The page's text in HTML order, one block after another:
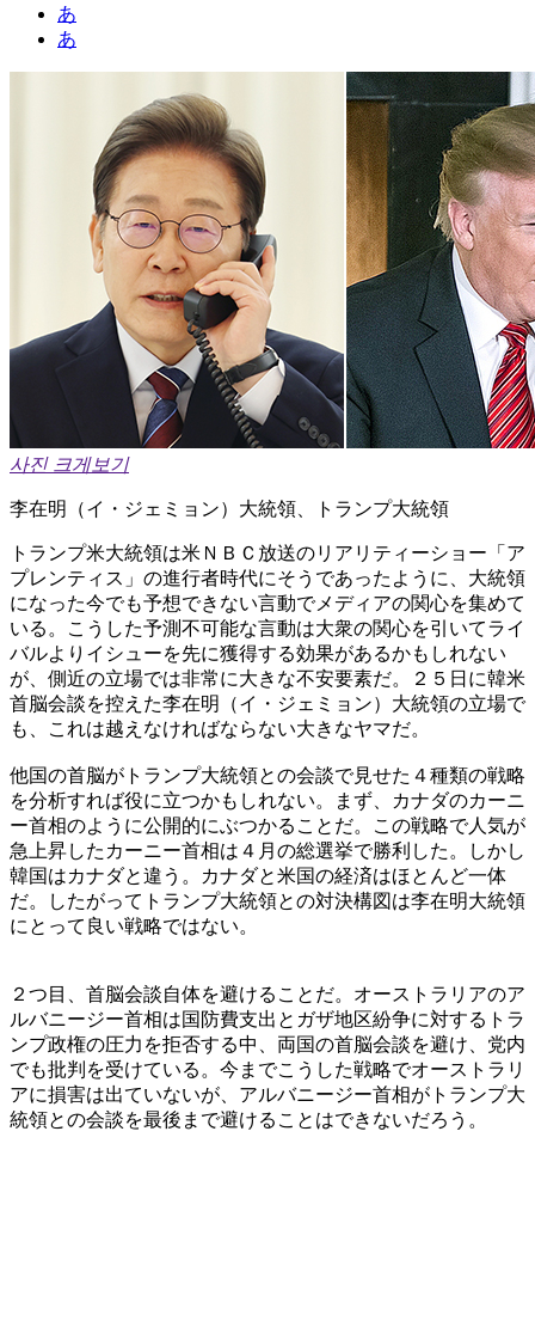
あ
あ
사진 크게보기
李在明（イ・ジェミョン）大統領、トランプ大統領
トランプ米大統領は米ＮＢＣ放送のリアリティーショー「ア
プレンティス」の進行者時代にそうであったように、大統領
になった今でも予想できない言動でメディアの関心を集めて
いる。こうした予測不可能な言動は大衆の関心を引いてライ
バルよりイシューを先に獲得する効果があるかもしれない
が、側近の立場では非常に大きな不安要素だ。２５日に韓米
首脳会談を控えた李在明（イ・ジェミョン）大統領の立場で
も、これは越えなければならない大きなヤマだ。
他国の首脳がトランプ大統領との会談で見せた４種類の戦略
を分析すれば役に立つかもしれない。まず、カナダのカーニ
ー首相のように公開的にぶつかることだ。この戦略で人気が
急上昇したカーニー首相は４月の総選挙で勝利した。しかし
韓国はカナダと違う。カナダと米国の経済はほとんど一体
だ。したがってトランプ大統領との対決構図は李在明大統領
にとって良い戦略ではない。
２つ目、首脳会談自体を避けることだ。オーストラリアのア
ルバニージー首相は国防費支出とガザ地区紛争に対するトラ
ンプ政権の圧力を拒否する中、両国の首脳会談を避け、党内
でも批判を受けている。今までこうした戦略でオーストラリ
アに損害は出ていないが、アルバニージー首相がトランプ大
統領との会談を最後まで避けることはできないだろう。